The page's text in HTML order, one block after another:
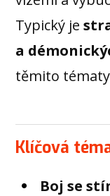
Typický je
a
těmito
Klíčová
Boj se